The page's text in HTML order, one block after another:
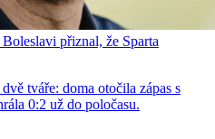
přiznal, že Sparta
tváře: doma otočila zápas s
0:2 už do poločasu.